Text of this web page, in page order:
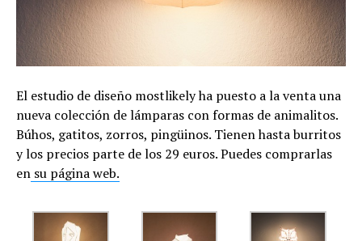
El estudio de diseño mostlikely ha puesto a la venta una
nueva colección de lámparas con formas de animalitos.
Búhos, gatitos, zorros, pingüinos. Tienen hasta burritos
y los precios parte de los 29 euros. Puedes comprarlas
en su página web.